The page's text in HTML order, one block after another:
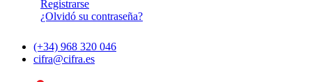
Registrarse
¿Olvidó su contraseña?
(+34) 968 320 046
cifra@cifra.es